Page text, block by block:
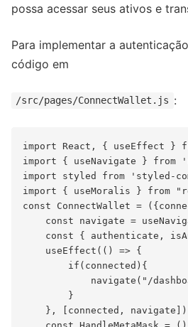
possa acessar seus ativos e
Para implementar a
código em
/src/pages/ConnectWallet.js :
import React, { useEffect }
import { useNavigate } from
import styled from 'styled-
import { useMoralis } from
const ConnectWallet =
const navigate =
const { authenticate,
    useEffect(() => {
        if(connected){
navigate("/
        }
    }, [connected, navigate])